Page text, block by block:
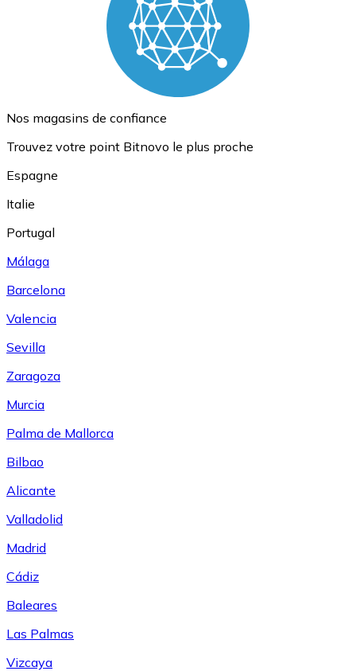
Nos magasins de confiance
Trouvez votre point Bitnovo le plus proche
Espagne
Italie
Portugal
Málaga
Barcelona
Valencia
Sevilla
Zaragoza
Murcia
Palma de Mallorca
Bilbao
Alicante
Valladolid
Madrid
Cádiz
Baleares
Las Palmas
Vizcaya